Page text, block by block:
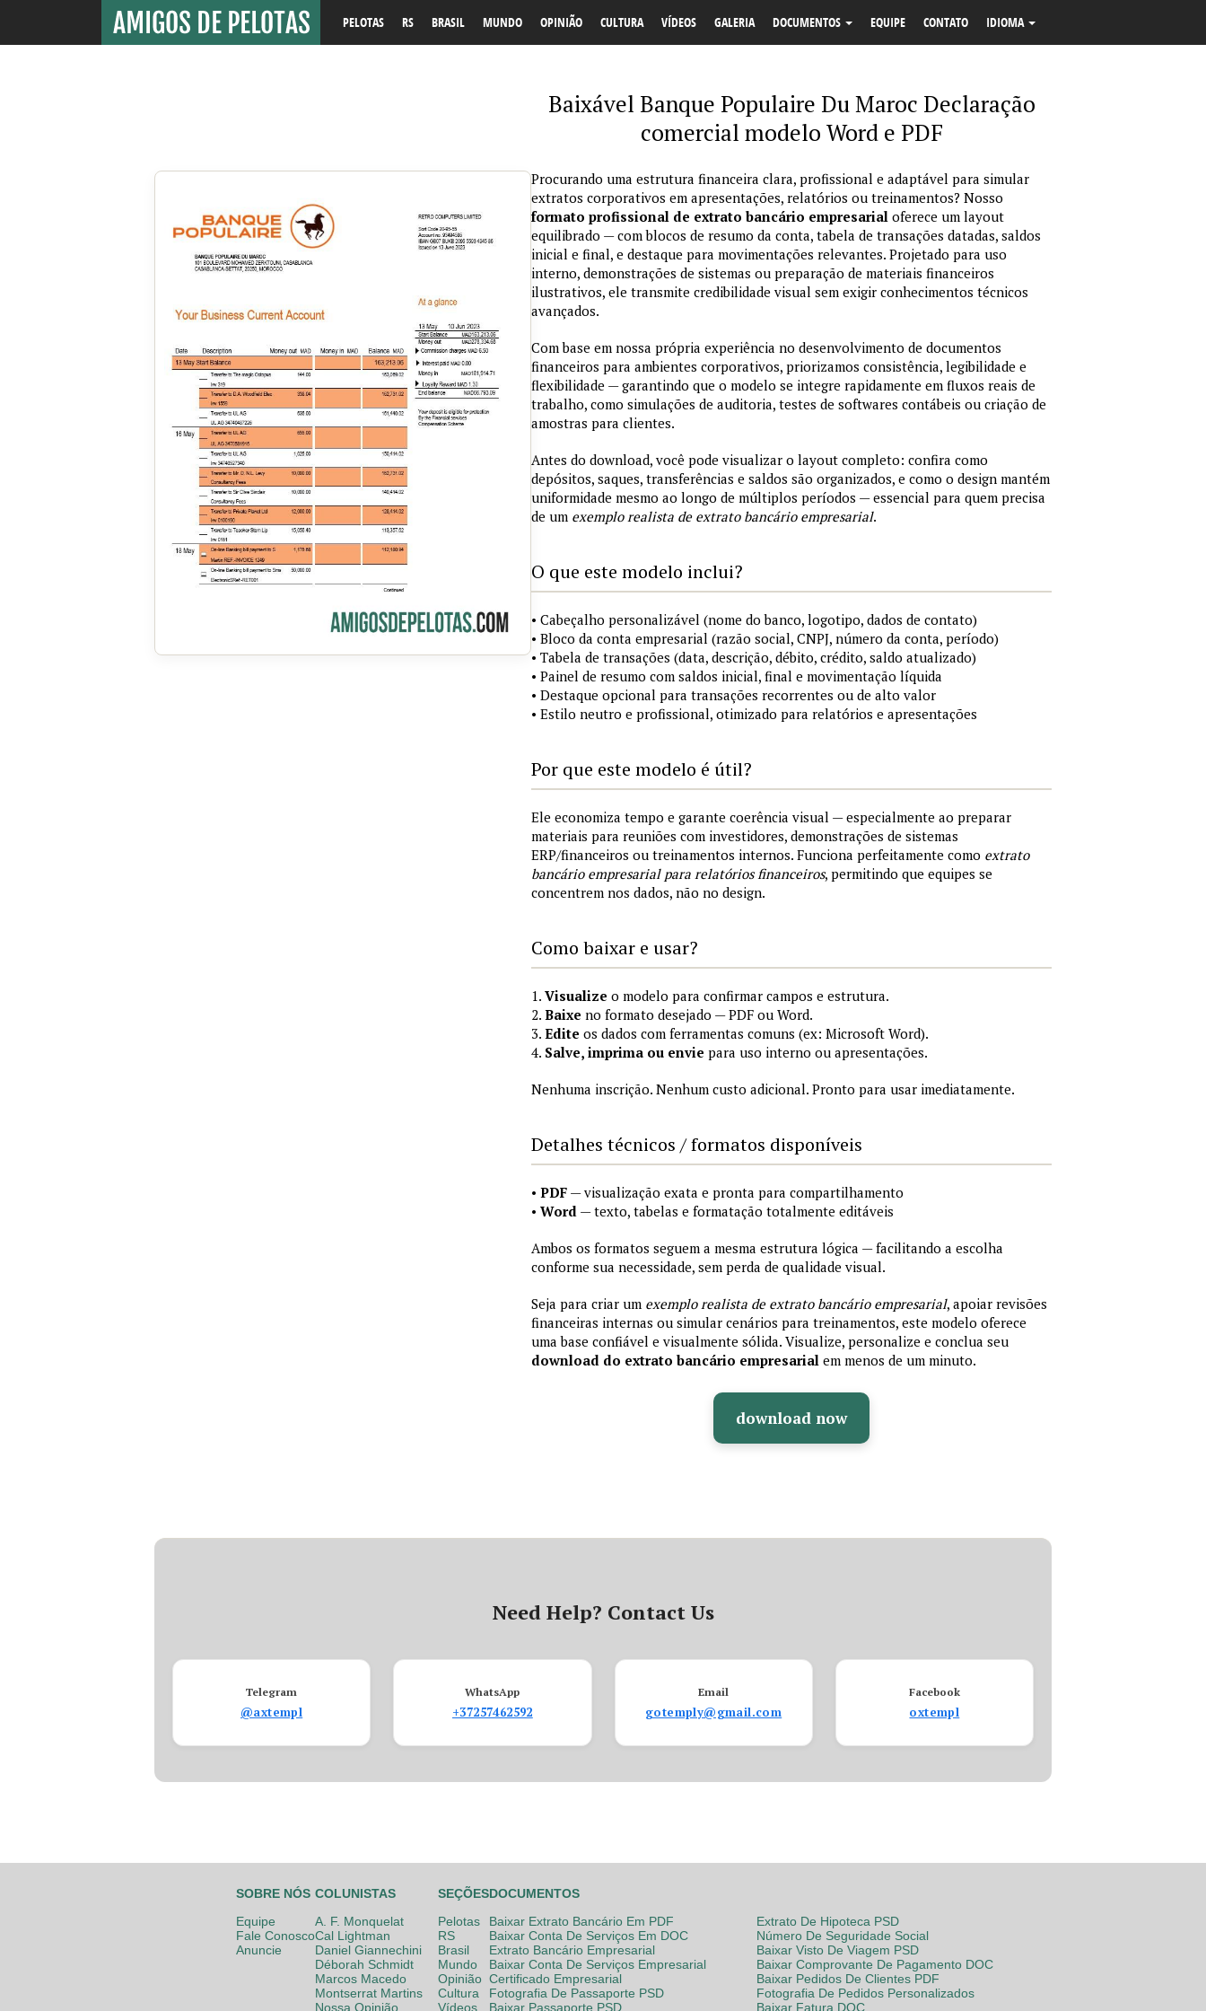
PELOTAS RS BRASIL MUNDO OPINIÃO CULTURA VÍDEOS GALERIA DOCUMENTOS EQUIPE CONTATO IDIOMA
Baixável Banque Populaire Du Maroc Declaração
comercial modelo Word e PDF
Procurando uma estrutura financeira clara, profissional e adaptável para simular
extratos corporativos em apresentações, relatórios ou treinamentos? Nosso
formato profissional de extrato bancário empresarial oferece um layout
equilibrado — com blocos de resumo da conta, tabela de transações datadas, saldos
inicial e final, e destaque para movimentações relevantes. Projetado para uso
interno, demonstrações de sistemas ou preparação de materiais financeiros
ilustrativos, ele transmite credibilidade visual sem exigir conhecimentos técnicos
avançados.
Com base em nossa própria experiência no desenvolvimento de documentos
financeiros para ambientes corporativos, priorizamos consistência, legibilidade e
flexibilidade — garantindo que o modelo se integre rapidamente em fluxos reais de
trabalho, como simulações de auditoria, testes de softwares contábeis ou criação de
amostras para clientes.
Antes do download, você pode visualizar o layout completo: confira como
depósitos, saques, transferências e saldos são organizados, e como o design mantém
uniformidade mesmo ao longo de múltiplos períodos — essencial para quem precisa
de um exemplo realista de extrato bancário empresarial.
O que este modelo inclui?
• Cabeçalho personalizável (nome do banco, logotipo, dados de contato)
• Bloco da conta empresarial (razão social, CNPJ, número da conta, período)
• Tabela de transações (data, descrição, débito, crédito, saldo atualizado)
• Painel de resumo com saldos inicial, final e movimentação líquida
• Destaque opcional para transações recorrentes ou de alto valor
• Estilo neutro e profissional, otimizado para relatórios e apresentações
Por que este modelo é útil?
Ele economiza tempo e garante coerência visual — especialmente ao preparar
materiais para reuniões com investidores, demonstrações de sistemas
ERP/financeiros ou treinamentos internos. Funciona perfeitamente como extrato
bancário empresarial para relatórios financeiros, permitindo que equipes se
concentrem nos dados, não no design.
Como baixar e usar?
1. Visualize o modelo para confirmar campos e estrutura.
2. Baixe no formato desejado — PDF ou Word.
3. Edite os dados com ferramentas comuns (ex: Microsoft Word).
4. Salve, imprima ou envie para uso interno ou apresentações.
Nenhuma inscrição. Nenhum custo adicional. Pronto para usar imediatamente.
Detalhes técnicos / formatos disponíveis
• PDF — visualização exata e pronta para compartilhamento
• Word — texto, tabelas e formatação totalmente editáveis
Ambos os formatos seguem a mesma estrutura lógica — facilitando a escolha
conforme sua necessidade, sem perda de qualidade visual.
Seja para criar um exemplo realista de extrato bancário empresarial, apoiar revisões
financeiras internas ou simular cenários para treinamentos, este modelo oferece
uma base confiável e visualmente sólida. Visualize, personalize e conclua seu
download do extrato bancário empresarial em menos de um minuto.
download now
Need Help? Contact Us
Telegram
@axtempl
WhatsApp
+37257462592
Email
gotemply@gmail.com
Facebook
oxtempl
SOBRE NÓS
Equipe
Fale Conosco
Anuncie
COLUNISTAS
A. F. Monquelat
Cal Lightman
Daniel Giannechini
Déborah Schmidt
Marcos Macedo
Montserrat Martins
Nossa Opinião
SEÇÕES
Pelotas
RS
Brasil
Mundo
Opinião
Cultura
Vídeos
DOCUMENTOS
Baixar Extrato Bancário Em PDF
Baixar Conta De Serviços Em DOC
Extrato Bancário Empresarial
Baixar Conta De Serviços Empresarial
Certificado Empresarial
Fotografia De Passaporte PSD
Baixar Passaporte PSD
Extrato De Hipoteca PSD
Número De Seguridade Social
Baixar Visto De Viagem PSD
Baixar Comprovante De Pagamento DOC
Baixar Pedidos De Clientes PDF
Fotografia De Pedidos Personalizados
Baixar Fatura DOC